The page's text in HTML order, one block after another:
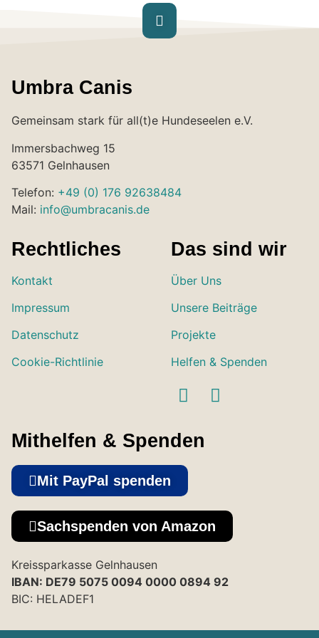
Umbra Canis
Gemeinsam stark für all(t)e Hundeseelen e.V.
Immersbachweg 15
63571 Gelnhausen
Telefon: +49 (0) 176 92638484
Mail: info@umbracanis.de
Rechtliches
Kontakt
Impressum
Datenschutz
Cookie-Richtlinie
Das sind wir
Über Uns
Unsere Beiträge
Projekte
Helfen & Spenden
Mithelfen & Spenden
Mit PayPal spenden
Sachspenden von Amazon
Kreissparkasse Gelnhausen
IBAN: DE79 5075 0094 0000 0894 92
BIC: HELADEF1